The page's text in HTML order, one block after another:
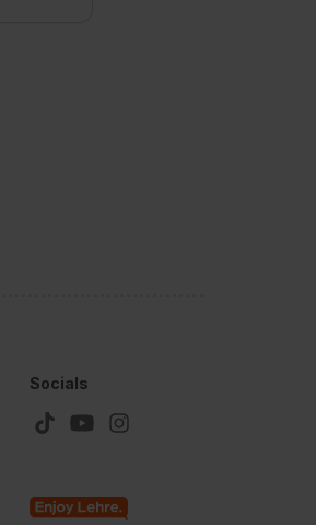
Socials